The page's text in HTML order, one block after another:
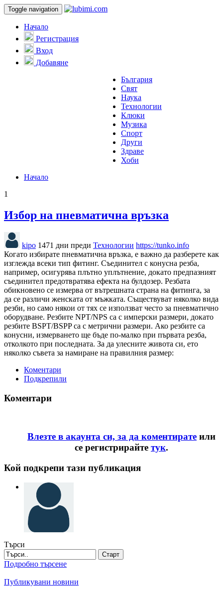
Toggle navigation
Начало
Регистрация
Вход
Добавяне
България
Свят
Наука
Технологии
Клюки
Музика
Спорт
Други
Здраве
Хоби
Начало
1
Избор на пневматична връзка
kipo 1471 дни преди Технологии https://tunko.info
Когато избирате пневматична връзка, е важно да разберете как
изглежда всеки тип фитинг. Съединител с конусна резба,
например, осигурява плътно уплътнение, докато предпазният
съединител предотвратява ефекта на булдозер. Резбата
обикновено се измерва от вътрешната страна на фитинга, за
да се различи женската от мъжката. Съществуват няколко вида
резби, но само някои от тях се използват често за пневматично
оборудване. Резбите NPT/NPS са с имперски размери, докато
резбите BSPT/BSPP са с метрични размери. Ако резбите са
конусни, измерването ще бъде по-малко при първата резба,
отколкото при последната. За да улесните живота си, ето
няколко съвета за намиране на правилния размер:
Коментари
Подкрепили
Коментари
Влезте в акаунта си, за да коментирате или
се регистрирайте тук.
Кой подкрепи тази публикация
Търси
Старт
Подробно търсене
Публикувани новини